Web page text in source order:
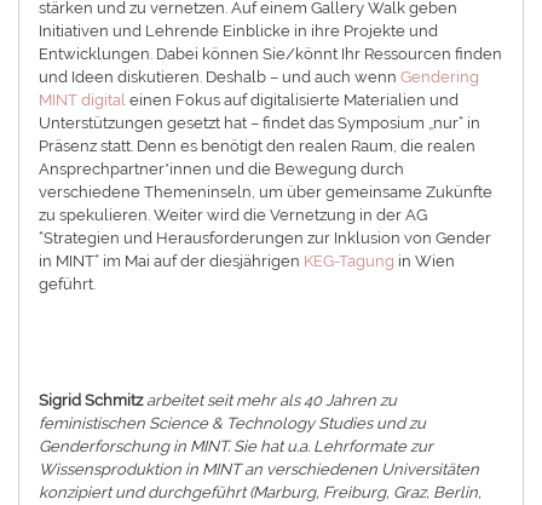
stärken und zu vernetzen. Auf einem Gallery Walk geben
Initiativen und Lehrende Einblicke in ihre Projekte und
Entwicklungen. Dabei können Sie/könnt Ihr Ressourcen finden
und Ideen diskutieren. Deshalb – und auch wennGendering
MINT digital einen Fokus auf digitalisierte Materialien und
Unterstützungen gesetzt hat – findet das Symposium „nur“ in
Präsenz statt. Denn es benötigt den realen Raum, die realen
Ansprechpartner*innen und die Bewegung durch
verschiedene Themeninseln, um über gemeinsame Zukünfte
zu spekulieren. Weiter wird die Vernetzung in der AG
“Strategien und Herausforderungen zur Inklusion von Gender
in MINT“ im Mai auf der diesjährigen KEG-Tagung in Wien
geführt.
Sigrid Schmitz arbeitet seit mehr als 40 Jahren zu
feministischen Science & Technology Studies und zu
Genderforschung in MINT. Sie hat u.a. Lehrformate zur
Wissensproduktion in MINT an verschiedenen Universitäten
konzipiert und durchgeführt (Marburg, Freiburg, Graz, Berlin,